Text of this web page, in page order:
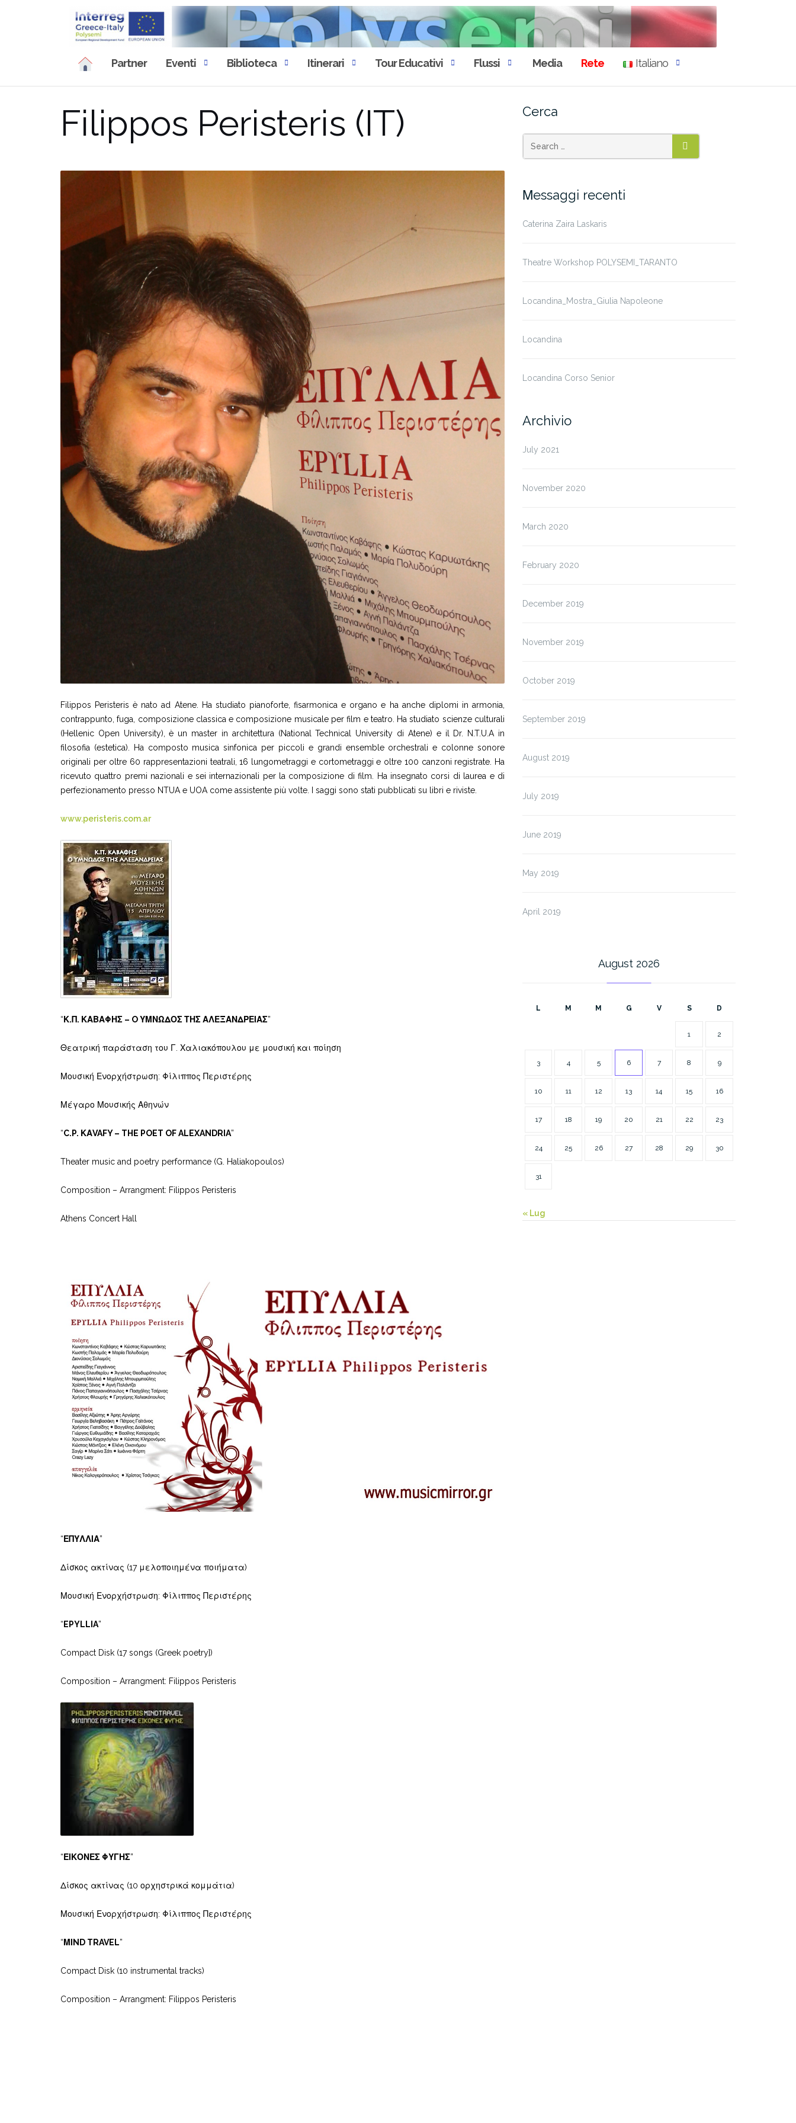
Partner Eventi Biblioteca Itinerari Tour Educativi Flussi Media Rete Italiano
Filippos Peristeris (IT)
Filippos Peristeris è nato ad Atene. Ha studiato pianoforte, fisarmonica e organo e ha anche diplomi in armonia,
contrappunto, fuga, composizione classica e composizione musicale per film e teatro. Ha studiato scienze culturali
(Hellenic Open University), è un master in architettura (National Technical University di Atene) e il Dr. N.T.U.A in
filosofia (estetica). Ha composto musica sinfonica per piccoli e grandi ensemble orchestrali e colonne sonore
originali per oltre 60 rappresentazioni teatrali, 16 lungometraggi e cortometraggi e oltre 100 canzoni registrate. Ha
ricevuto quattro premi nazionali e sei internazionali per la composizione di film. Ha insegnato corsi di laurea e di
perfezionamento presso NTUA e UOA come assistente più volte. I saggi sono stati pubblicati su libri e riviste.
www.peristeris.com.ar
“Κ.Π. ΚΑΒΑΦΗΣ – O ΥΜΝΩΔΟΣ ΤΗΣ ΑΛΕΞΑΝΔΡΕΙΑΣ”
Θεατρική παράσταση του Γ. Χαλιακόπουλου με μουσική και ποίηση
Μουσική Ενορχήστρωση: Φίλιππος Περιστέρης
Μέγαρο Μουσικής Αθηνών
“C.P. ΚΑVAFY – THE POET OF ALEXANDRIA”
Theater music and poetry performance (G. Haliakopoulos)
Composition – Arrangment: Filippos Peristeris
Athens Concert Hall
“ ΕΠΥΛΛΙΑ”
Δίσκος ακτίνας (17 μελοποιημένα ποιήματα)
Μουσική Ενορχήστρωση: Φίλιππος Περιστέρης
“ EPYLLIA”
Compact Disk (17 songs (Greek poetry})
Composition – Arrangment: Filippos Peristeris
“ ΕΙΚΟΝΕΣ ΦΥΓΗΣ”
Δίσκος ακτίνας (10 ορχηστρικά κομμάτια)
Μουσική Ενορχήστρωση: Φίλιππος Περιστέρης
“ ΜΙND TRAVEL”
Compact Disk (10 instrumental tracks)
Composition – Arrangment: Filippos Peristeris
Cerca
SEARCH
Μessaggi recenti
Caterina Zaira Laskaris
Theatre Workshop POLYSEMI_TARANTO
Locandina_Mostra_Giulia Napoleone
Locandina
Locandina Corso Senior
Archivio
July 2021
November 2020
March 2020
February 2020
December 2019
November 2019
October 2019
September 2019
August 2019
July 2019
June 2019
May 2019
April 2019
August 2026
L M M G V S D
1 2
3 4 5 6 7 8 9
10 11 12 13 14 15 16
17 18 19 20 21 22 23
24 25 26 27 28 29 30
31
« Lug